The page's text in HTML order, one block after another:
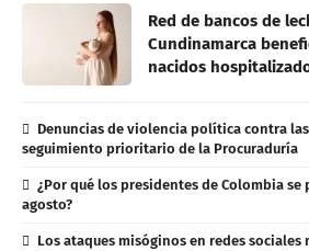
Red de bancos de
Cundinamarca
nacidos
Denuncias de violencia política contra
seguimiento prioritario de la Procuraduría
¿Por qué los presidentes de Colombia se
agosto?
Los ataques misóginos en redes